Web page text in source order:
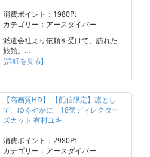
消費ポイント：1980Pt
カテゴリー：アースダイバー
派遣会社より依頼を受けて、訪れた
旅館。…
[詳細を見る]
【高画質HD】 【配信限定】凛とし
て、ゆるやかに 18禁ディレクター
ズカット 有村ユキ
消費ポイント：2980Pt
カテゴリー：アースダイバー